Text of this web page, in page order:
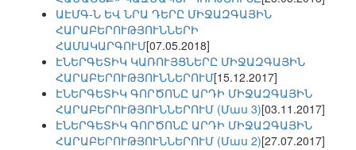
ԱԷՄԳ-Ն ԵՎ ՆՐԱ ԴԵՐԸ ՄԻՋԱԶԳԱՅԻՆ
ՀԱՐԱԲԵՐՈՒԹՅՈՒՆՆԵՐԻ
ՀԱՄԱԿԱՐԳՈՒՄ[07.05.2018]
ԷՆԵՐԳԵՏԻԿ ԿԱՌՈՒՅՑՆԵՐԸ ՄԻՋԱԶԳԱՅԻՆ
ՀԱՐԱԲԵՐՈՒԹՅՈՒՆՆԵՐՈՒՄ[15.12.2017]
ԷՆԵՐԳԵՏԻԿ ԳՈՐԾՈՆԸ ԱՐԴԻ ՄԻՋԱԶԳԱՅԻՆ
ՀԱՐԱԲԵՐՈՒԹՅՈՒՆՆԵՐՈՒՄ (Մաս 3)[03.11.2017]
ԷՆԵՐԳԵՏԻԿ ԳՈՐԾՈՆԸ ԱՐԴԻ ՄԻՋԱԶԳԱՅԻՆ
ՀԱՐԱԲԵՐՈՒԹՅՈՒՆՆԵՐՈՒՄ (Մաս 2)[27.07.2017]